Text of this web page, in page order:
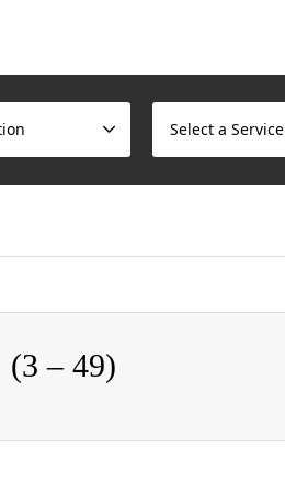
Select a Service
– 49)